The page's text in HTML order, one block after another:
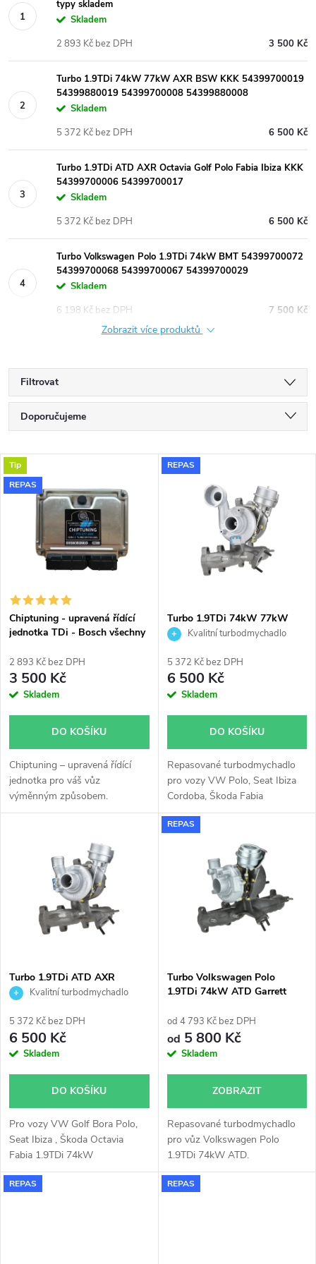
typy skladem
Skladem
3 500 Kč
2 893 Kč bez DPH
Turbo 1.9TDi 74kW 77kW AXR BSW KKK 54399700019
54399880019 54399700008 54399880008
Skladem
6 500 Kč
5 372 Kč bez DPH
Turbo 1.9TDi ATD AXR Octavia Golf Polo Fabia Ibiza KKK
54399700006 54399700017
Skladem
6 500 Kč
5 372 Kč bez DPH
Turbo Volkswagen Polo 1.9TDi 74kW BMT 54399700072
54399700068 54399700067 54399700029
Skladem
7 500 Kč
6 198 Kč bez DPH
Zobrazit více produktů
Filtrovat
Ř
a
z
í
p
r
o
u
k
Doporučujeme
Nejdražší
Nejprodávanější
V
ý
s
p
r
o
d
u
k
Tip
REPAS
Chiptuning - upravená řídící
jednotka TDi - Bosch všechny
2 893 Kč bez DPH
3 500 Kč
Skladem
DO KOŠÍKU
Chiptuning – upravená řídící
jednotka pro váš vůz
výměnným způsobem.
REPAS
Turbo 1.9TDi 74kW 77kW
AXR BSW KKK 54399700019
54399880008
Kvalitní turbodmychadlo
5 372 Kč bez DPH
6 500 Kč
Skladem
DO KOŠÍKU
Repasované turbodmychadlo
pro vozy VW Polo, Seat Ibiza
Cordoba, Škoda Fabia
Roomster 1.9TDi 74kW 77kW.
Turbo 1.9TDi ATD AXR
Octavia Golf Polo Fabia Ibiza
54399700017
Kvalitní turbodmychadlo
5 372 Kč bez DPH
6 500 Kč
Skladem
DO KOŠÍKU
Pro vozy VW Golf Bora Polo,
Seat Ibiza , Škoda Octavia
Fabia 1.9TDi 74kW
REPAS
Turbo Volkswagen Polo
1.9TDi 74kW ATD Garrett
od 4 793 Kč bez DPH
od 5 800 Kč
Skladem
ZOBRAZIT
Repasované turbodmychadlo
pro vůz Volkswagen Polo
1.9TDi 74kW ATD.
REPAS REPAS